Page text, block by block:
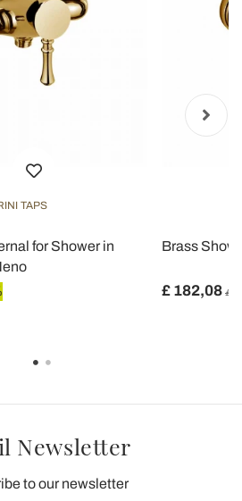
TAPS
for Shower in
Brass
£ 182,08 £
Newsletter
to our newsletter